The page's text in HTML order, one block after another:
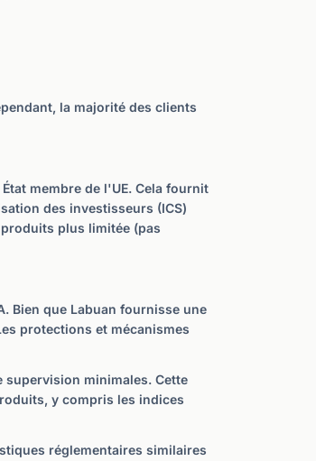
la majorité des clients
membre de l'UE. Cela fournit
des investisseurs (ICS)
plus limitée (pas
Bien que Labuan fournisse une
protections et mécanismes
supervision minimales. Cette
y compris les indices
réglementaires similaires